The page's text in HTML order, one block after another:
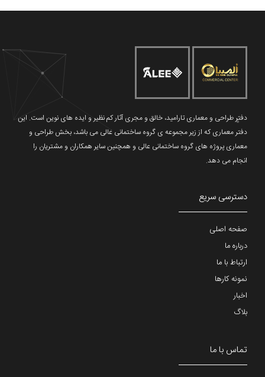
دفتر طراحی و معماری تارامید، خالق و مجری آثار کم نظیر و ایده های نوین است. این
دفتر معماری که از زیر مجموعه ی گروه ساختمانی عالی می باشد، بخش طراحی و
معماری پروژه های گروه ساختمانی عالی و همچنین سایر همکاران و مشتریان را
انجام می دهد.
دسترسی سریع
صفحه اصلی
درباره ما
ارتباط با ما
نمونه کارها
اخبار
بلاگ
تماس با ما